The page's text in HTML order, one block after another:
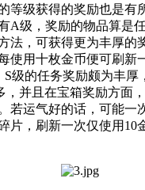
等级获得的奖励也是有
A级，奖励的物品算是
法，可获得更为丰厚的
使用十枚金币便可刷新
S级的任务奖励颇为丰厚
，并且在宝箱奖励方面
若运气好的话，可能一
片，刷新一次仅使用10